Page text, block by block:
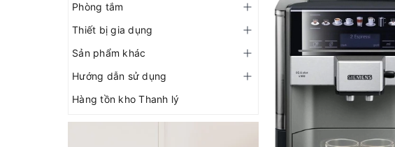
Phòng tắm
Thiết bị gia dụng
Sản phẩm khác
Hướng dẫn sử dụng
Hàng tồn kho Thanh lý